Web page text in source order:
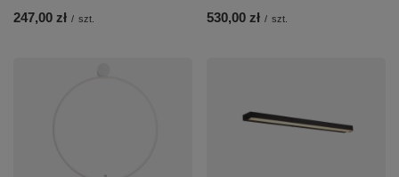
247,00 zł / szt. 530,00 zł / szt.